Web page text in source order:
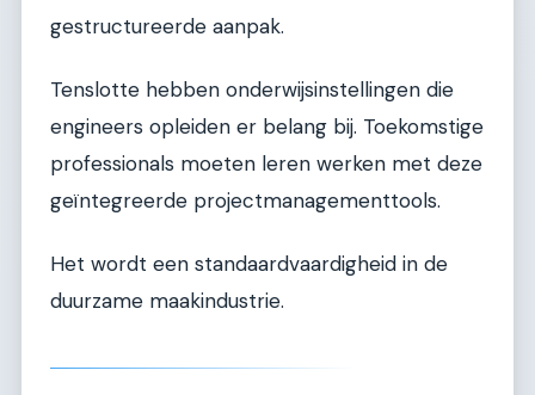
gestructureerde aanpak.
Tenslotte hebben onderwijsinstellingen die
engineers opleiden er belang bij. Toekomstige
professionals moeten leren werken met deze
geïntegreerde projectmanagementtools.
Het wordt een standaardvaardigheid in de
duurzame maakindustrie.